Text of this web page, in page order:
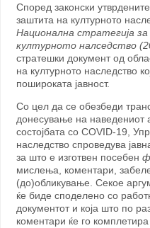
Според законски
заштита на културното
Национална стратегија
културното налседство
стратешки документ од
на културното наследство
пошироката јавност.
Со цел да се обезбеди
донесување на наведениот
состојбата со COVID-19,
наследство спроведува
за што е изготвен посебен
мислења, коментари,
(до)обликување. Секое
ќе биде споделено со
документот и која што по
коментари ќе го